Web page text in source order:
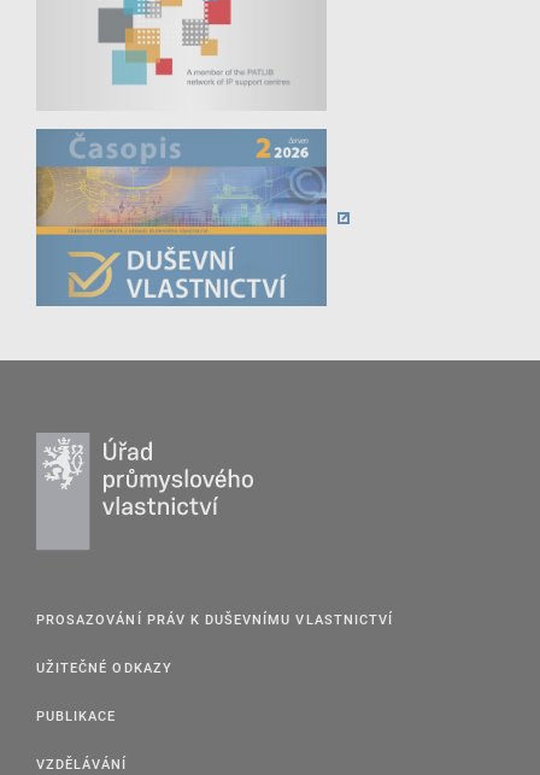
PROSAZOVÁNÍ PRÁV K DUŠEVNÍMU VLASTNICTVÍ
UŽITEČNÉ ODKAZY
PUBLIKACE
VZDĚLÁVÁNÍ